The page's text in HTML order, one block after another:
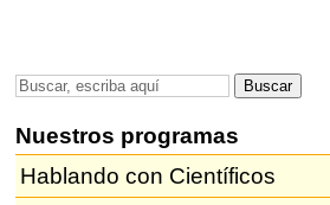
Nuestros programas
Hablando con Científicos